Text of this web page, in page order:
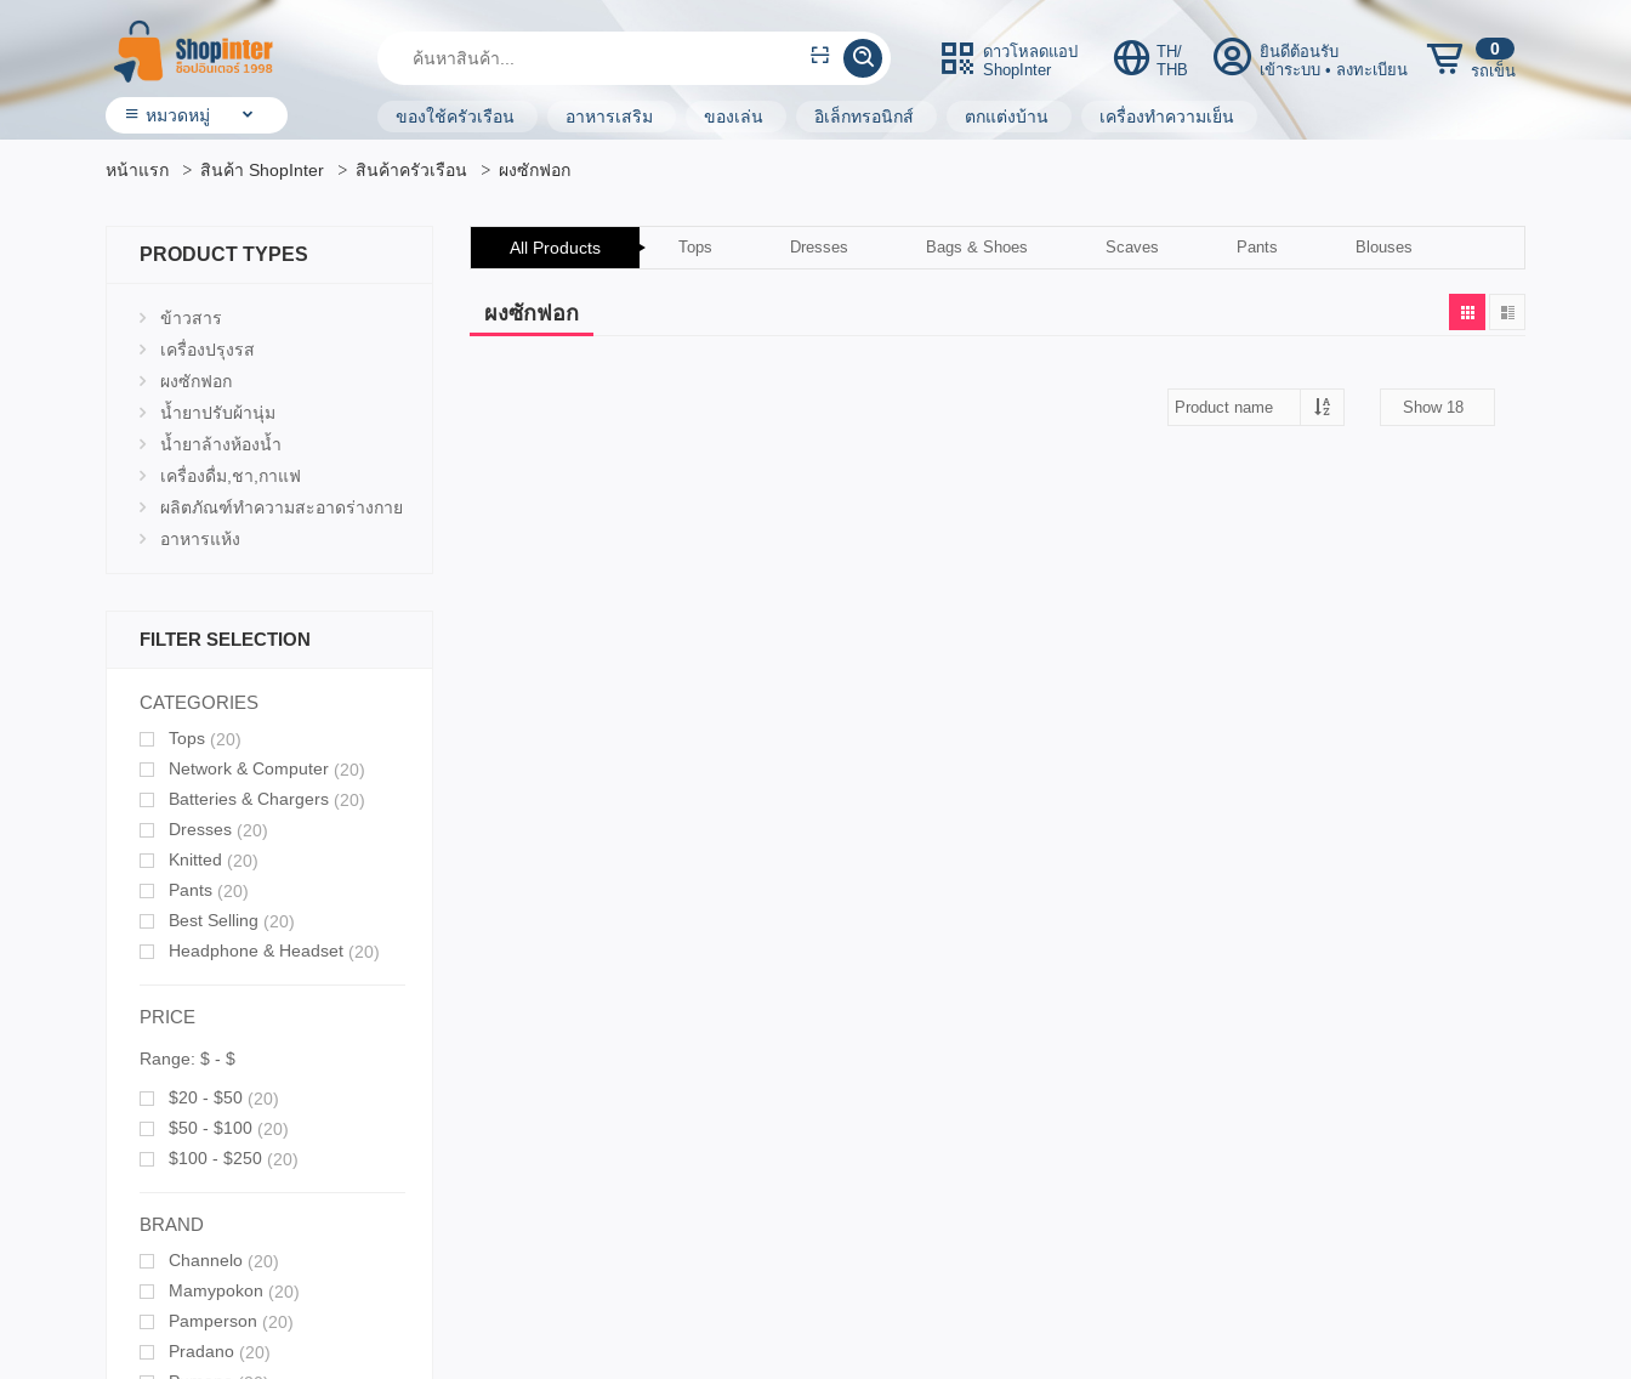
ดาวโหลดแอป
ShopInter
TH/
THB
ยินดีต้อนรับ
เข้าระบบ • ลงทะเบียน
0
รถเข็น
หมวดหมู่
• โรงแรมและบริการ
• ผลิตภัณฑ์ทางการเกษตร
• OTOP ผลิตภัณฑ์คุณภาพ
• เครื่องใช้ ไฟฟ้า
• สุขภาพและความงาม
• แม่ & เด็ก
• สัตว์เลี้ยง & ผลิตภัณฑ์
• แฟชั่น เครื่องประดับ
• กีฬาและ การเดินทาง
• ยานยนต์ & อุปกรณ์เสริม
ของใช้ครัวเรือน อาหารเสริม ของเล่น อิเล็กทรอนิกส์ ตกแต่งบ้าน เครื่องทำความเย็น
หน้าแรก สินค้า ShopInter สินค้าครัวเรือน ผงซักฟอก
All Products Tops Dresses Bags & Shoes Scaves Pants Blouses
ผงซักฟอก
PRODUCT TYPES
ข้าวสาร
เครื่องปรุงรส
ผงซักฟอก
น้ำยาปรับผ้านุ่ม
น้ำยาล้างห้องน้ำ
เครื่องดื่ม,ชา,กาแฟ
ผลิตภัณฑ์ทำความสะอาดร่างกาย
อาหารแห้ง
FILTER SELECTION
CATEGORIES
Tops (20)
Network & Computer (20)
Batteries & Chargers (20)
Dresses (20)
Knitted (20)
Pants (20)
Best Selling (20)
Headphone & Headset (20)
PRICE
Range: $ - $
$20 - $50 (20)
$50 - $100 (20)
$100 - $250 (20)
BRAND
Channelo (20)
Mamypokon (20)
Pamperson (20)
Pradano (20)